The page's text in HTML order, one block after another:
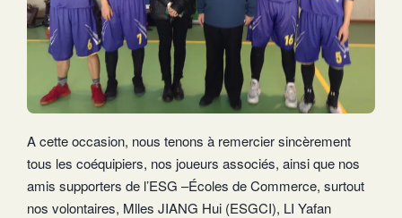
A cette occasion, nous tenons à remercier sincèrement
tous les coéquipiers, nos joueurs associés, ainsi que nos
amis supporters de l’ESG –Écoles de Commerce, surtout
nos volontaires, Mlles JIANG Hui (ESGCI), LI Yafan